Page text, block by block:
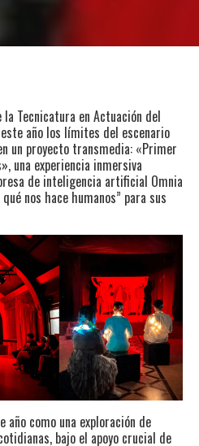
Tecnicatura en Actuación del
año los límites del escenario
un proyecto transmedia: «Primer
una experiencia inmersiva
de inteligencia artificial Omnia
nos hace humanos” para sus
año como una exploración de
bajo el apoyo crucial de